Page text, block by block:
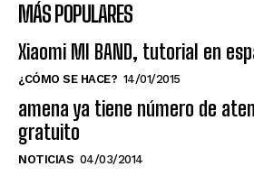
MÁS POPULARES
Xiaomi MI BAND, tutorial en
¿CÓMO SE HACE? 14/01/2015
amena ya tiene número de
gratuito
NOTICIAS 04/03/2014